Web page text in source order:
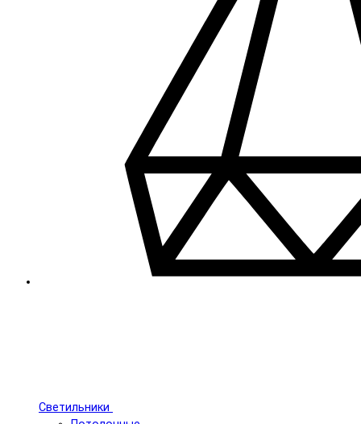
Светильники